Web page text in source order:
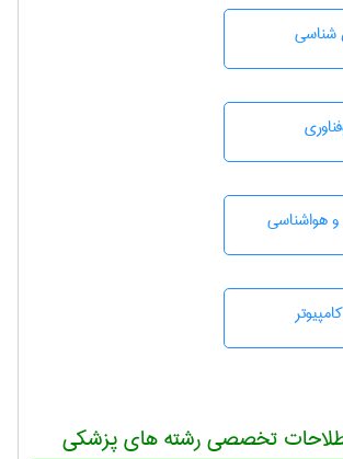
شناسی
و هواشناسی
تخصصی رشته های پزشکی